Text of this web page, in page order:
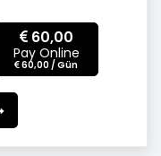
60,00
Pay Online
60,00 / Gün